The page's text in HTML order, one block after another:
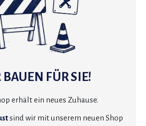
FÜR SIE!
erhält ein neues Zuhause.
sind wir mit unserem neuen Shop